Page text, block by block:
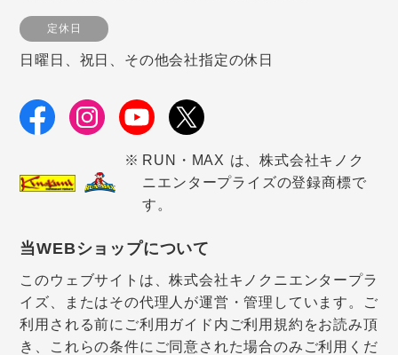
定休日
日曜日、祝日、その他会社指定の休日
RUN・MAX は、株式会社キノク
ニエンタープライズの登録商標で
す。
当WEBショップについて
このウェブサイトは、株式会社キノクニエンタープラ
イズ、またはその代理人が運営・管理しています。ご
利用される前にご利用ガイド内ご利用規約をお読み頂
き、これらの条件にご同意された場合のみご利用くだ